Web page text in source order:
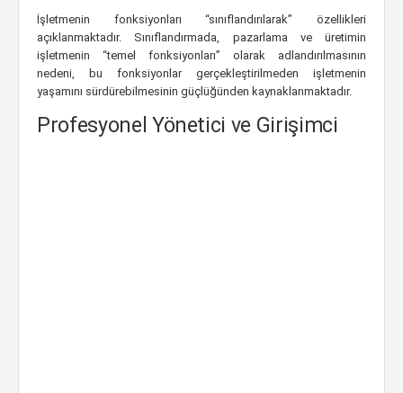
İşletmenin fonksiyonları “sınıflandırılarak” özellikleri
açıklanmaktadır. Sınıflandırmada, pazarlama ve üretimin
işletmenin “temel fonksiyonları” olarak adlandırılmasının
nedeni, bu fonksiyonlar gerçekleştirilmeden işletmenin
yaşamını sürdürebilmesinin güçlüğünden kaynaklanmaktadır.
Profesyonel Yönetici ve Girişimci